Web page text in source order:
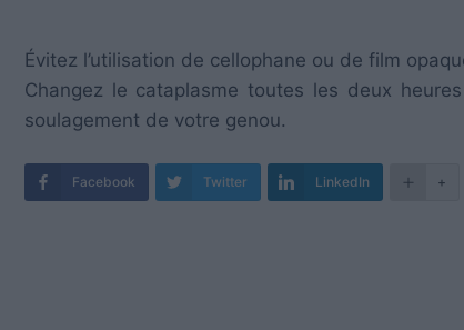
Évitez l’utilisation de cellophane ou de film
Changez le cataplasme toutes les deux
soulagement de votre genou.
Facebook Twitter LinkedIn +